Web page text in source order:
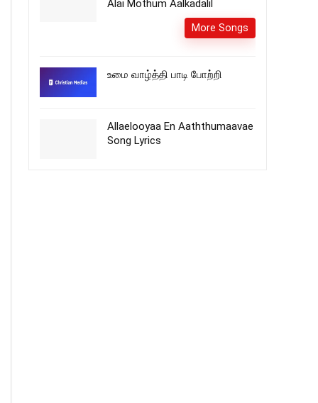
Alai Mothum Aalkadalil
More Songs
உமை வாழ்த்தி பாடி போற்றி
Allaelooyaa En Aaththumaavae
Song Lyrics